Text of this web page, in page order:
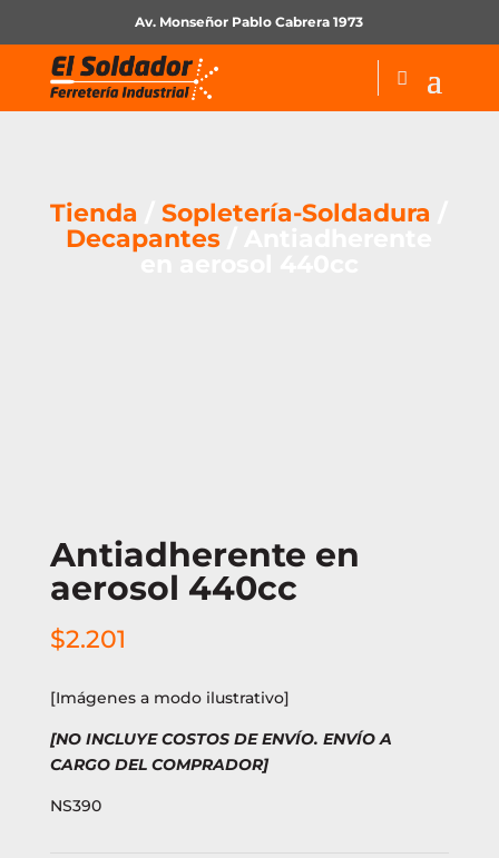
Av. Monseñor Pablo Cabrera 1973
Tienda /Sopletería-Soldadura
Decapantes
Antiadherente en
aerosol 440cc
$2.201
[Imágenes a modo ilustrativo]
[NO INCLUYE COSTOS DE ENVÍO. ENVÍO A
CARGO DEL COMPRADOR]
NS390